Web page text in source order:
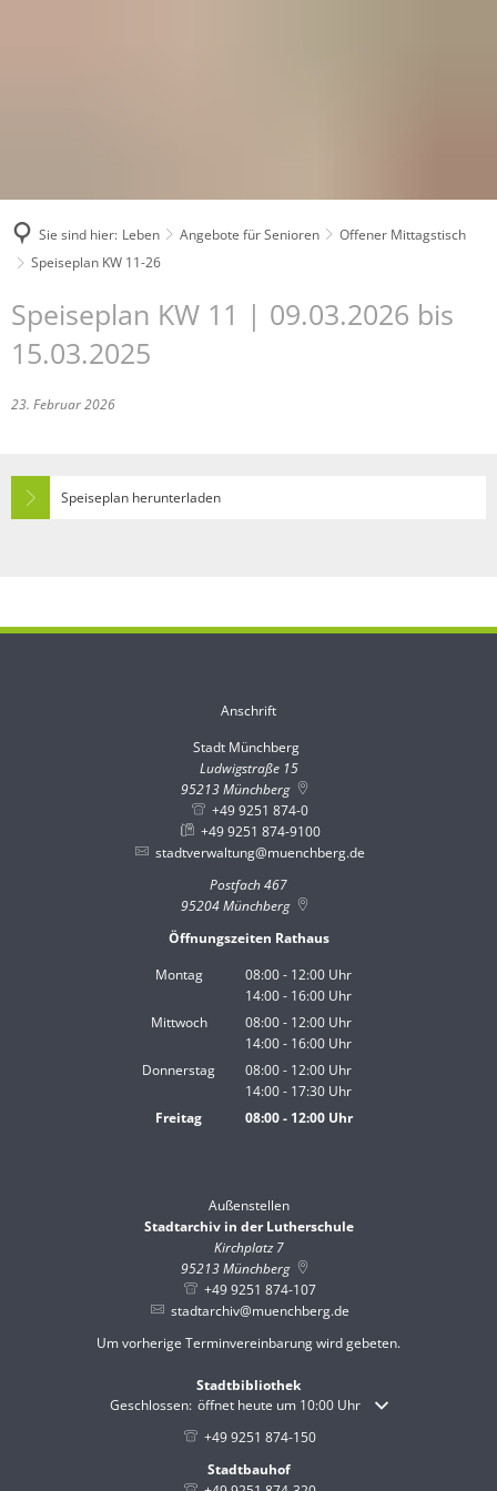
Sie sind hier: Leben Angebote für Senioren
Offener Mittagstisch
Speiseplan KW 11-26
Speiseplan KW 11 | 09.03.2026 bis
15.03.2025
23. Februar 2026
Speiseplan herunterladen
Anschrift
Stadt Münchberg
Ludwigstraße 15
95213Münchberg
+49 9251 874-0
+49 9251 874-9100
stadtverwaltung@muenchberg.de
Postfach 467
95204Münchberg
Öffnungszeiten Rathaus
Montag
08:00- 12:00 Uhr
Von 08:00 bis 12:00 Uhr
14:00- 16:00 Uhr
Von 14:00 bis 16:00 Uhr
Mittwoch 08:00- 12:00 Uhr
Von 08:00 bis 12:00 Uhr
14:00- 16:00 Uhr
Von 14:00 bis 16:00 Uhr
Donnerstag 08:00- 12:00 Uhr
Von 08:00 bis 12:00 Uhr
14:00- 17:30 Uhr
Von 14:00 bis 17:30 Uhr
Freitag 08:00- 12:00Uhr
Außenstellen
Stadtarchiv in der Lutherschule
Kirchplatz 7
95213Münchberg
+49 9251 874-107
stadtarchiv@muenchberg.de
Um vorherige Terminvereinbarung wird gebeten.
Stadtbibliothek
Klicken, um weitere Öffnungs- oder Schließzeiten
Geschlossen: öffnet heute um 10:00 Uhr
+49 9251 874-150
Stadtbauhof